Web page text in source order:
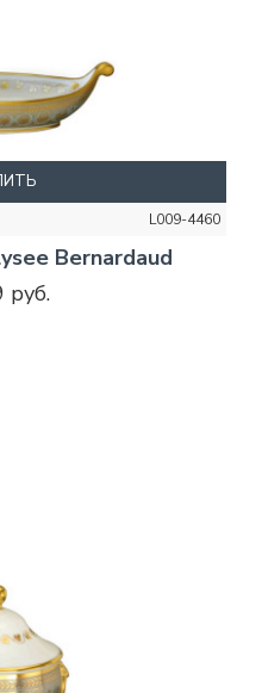
L009-4460
Bernardaud
руб.